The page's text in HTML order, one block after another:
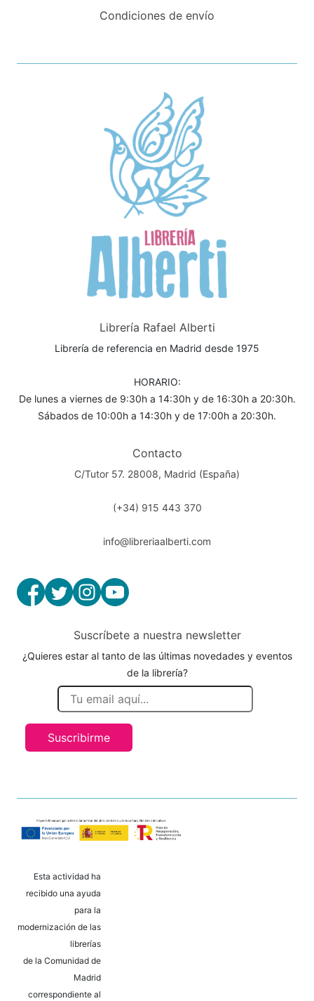
Condiciones de envío
Librería Rafael Alberti
Librería de referencia en Madrid desde 1975
HORARIO:
De lunes a viernes de 9:30h a 14:30h y de 16:30h a 20:30h.
Sábados de 10:00h a 14:30h y de 17:00h a 20:30h.
Contacto
C/Tutor 57. 28008, Madrid (España)
(+34) 915 443 370
info@libreriaalberti.com
Suscríbete a nuestra newsletter
¿Quieres estar al tanto de las últimas novedades y eventos
de la librería?
Suscribirme
Esta actividad ha
recibido una ayuda
para la
modernización de las
librerías
de la Comunidad de
Madrid
correspondiente al